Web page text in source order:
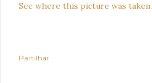
See where this picture was taken.
Partilhar